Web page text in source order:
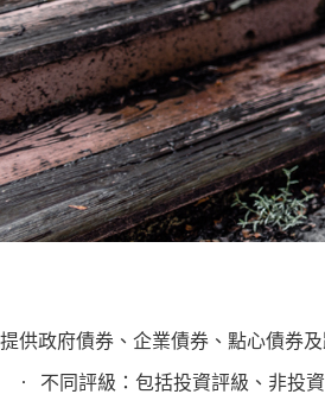
提供政府債券、企業債券、點心債券
不同評級：包括投資評級、非投